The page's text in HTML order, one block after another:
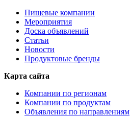
Пищевые компании
Мероприятия
Доска объявлений
Статьи
Новости
Продуктовые бренды
Карта сайта
Компании по регионам
Компании по продуктам
Объявления по направлениям